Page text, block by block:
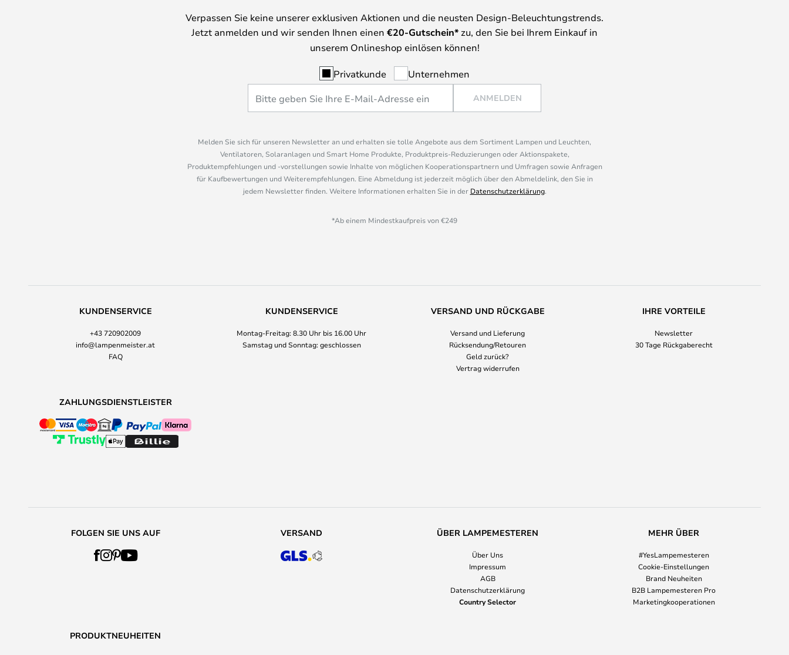
Verpassen Sie keine unserer exklusiven Aktionen und die neusten Design-Beleuchtungstrends.
Jetzt anmelden und wir senden Ihnen einen €20-Gutschein* zu, den Sie bei Ihrem Einkauf in
unserem Onlineshop einlösen können!
Privatkunde Unternehmen
ANMELDEN
Melden Sie sich für unseren Newsletter an und erhalten sie tolle Angebote aus dem Sortiment Lampen und Leuchten,
Ventilatoren, Solaranlagen und Smart Home Produkte, Produktpreis-Reduzierungen oder Aktionspakete,
Produktempfehlungen und -vorstellungen sowie Inhalte von möglichen Kooperationspartnern und Umfragen sowie Anfragen
für Kaufbewertungen und Weiterempfehlungen. Eine Abmeldung ist jederzeit möglich über den Abmeldelink, den Sie in
jedem Newsletter finden. Weitere Informationen erhalten Sie in der Datenschutzerklärung.
*Ab einem Mindestkaufpreis von €249
KUNDENSERVICE
+43 720902009
info@lampenmeister.at
FAQ
KUNDENSERVICE
Montag-Freitag: 8.30 Uhr bis 16.00 Uhr
Samstag und Sonntag: geschlossen
VERSAND UND RÜCKGABE
Versand und Lieferung
Rücksendung/Retouren
Geld zurück?
Vertrag widerrufen
IHRE VORTEILE
Newsletter
30 Tage Rückgaberecht
ZAHLUNGSDIENSTLEISTER
FOLGEN SIE UNS AUF VERSAND ÜBER LAMPEMESTEREN
Über Uns
Impressum
AGB
Datenschutzerklärung
Country Selector
MEHR ÜBER
#YesLampemesteren
Cookie-Einstellungen
Brand Neuheiten
B2B Lampemesteren Pro
Marketingkooperationen
PRODUKTNEUHEITEN